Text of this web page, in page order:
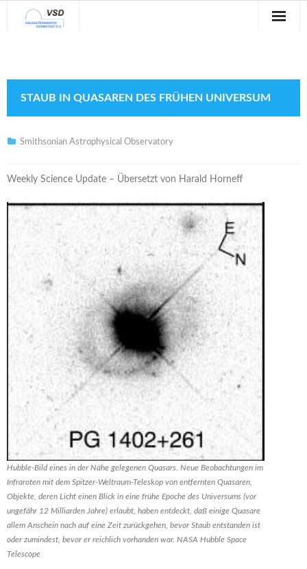
Veranstaltungen
Blog
Galerie
Anfahrt
STAUB IN QUASAREN DES FRÜHEN UNIVERSUM
Smithsonian Astrophysical Observatory
Weekly Science Update – Übersetzt von Harald Horneff
Hubble-Bild eines in der Nähe gelegenen Quasars. Neue Beobachtungen im
Infraroten mit dem Spitzer-Weltraum-Teleskop von entfernten Quasaren,
Objekte, deren Licht einen Blick in eine frühe Epoche des Universums (vor
ungefähr 12 Milliarden Jahre) erlaubt, haben entdeckt, daß einige Quasare
allem Anschein nach auf eine Zeit zurückgehen, bevor Staub entstanden ist
oder zumindest, bevor er reichlich vorhanden war. NASA Hubble Space
Telescope